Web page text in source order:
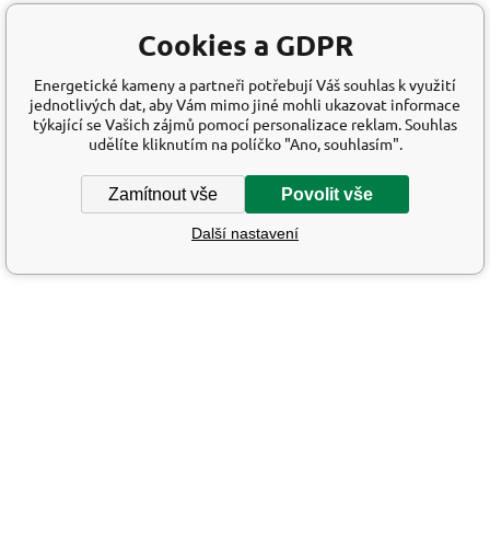
Cookies a GDPR
Energetické kameny a partneři potřebují Váš souhlas k využití
jednotlivých dat, aby Vám mimo jiné mohli ukazovat informace
týkající se Vašich zájmů pomocí personalizace reklam. Souhlas
udělíte kliknutím na políčko "Ano, souhlasím".
Zamítnout vše Povolit vše
Další nastavení